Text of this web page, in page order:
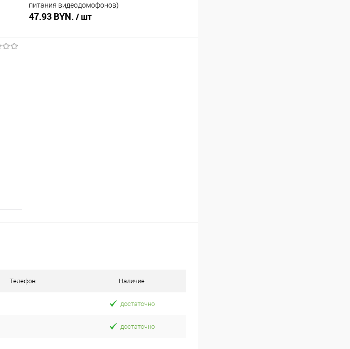
питания видеодомофонов)
47.93 BYN. / шт
Телефон Наличие
достаточно
достаточно